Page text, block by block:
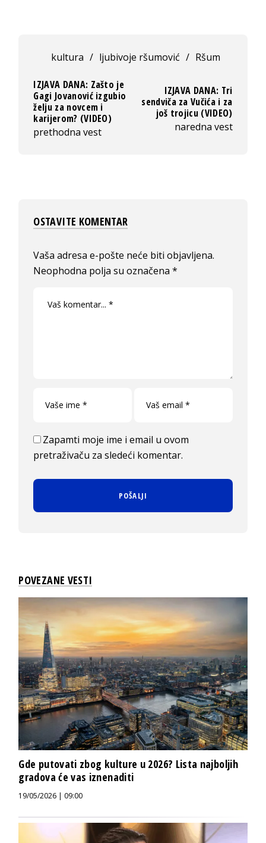
kultura / ljubivoje ršumović / Ršum
IZJAVA DANA: Zašto je
Gagi Jovanović izgubio
želju za novcem i
karijerom? (VIDEO)
prethodna vest
IZJAVA DANA: Tri
sendviča za Vučića i za
još trojicu (VIDEO)
naredna vest
OSTAVITE KOMENTAR
Vaša adresa e-pošte neće biti objavljena.
Neophodna polja su označena*
Zapamti moje ime i email u ovom
pretraživaču za sledeći komentar.
POVEZANE VESTI
Gde putovati zbog kulture u 2026? Lista najboljih
gradova će vas iznenaditi
19/05/2026 | 09:00